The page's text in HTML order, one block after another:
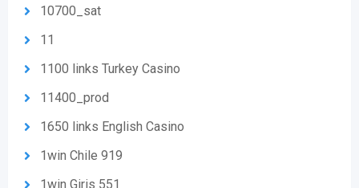
10700_sat
11
1100 links Turkey Casino
11400_prod
1650 links English Casino
1win Chile 919
1win Giris 551